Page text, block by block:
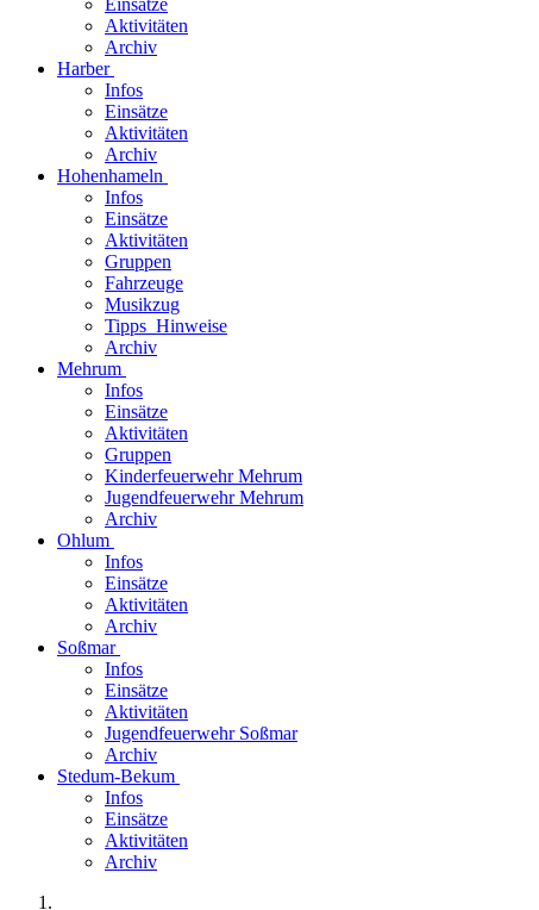
Einsätze
Aktivitäten
Archiv
Harber
Infos
Einsätze
Aktivitäten
Archiv
Hohenhameln
Infos
Einsätze
Aktivitäten
Gruppen
Fahrzeuge
Musikzug
Tipps_Hinweise
Archiv
Mehrum
Infos
Einsätze
Aktivitäten
Gruppen
Kinderfeuerwehr Mehrum
Jugendfeuerwehr Mehrum
Archiv
Ohlum
Infos
Einsätze
Aktivitäten
Archiv
Soßmar
Infos
Einsätze
Aktivitäten
Jugendfeuerwehr Soßmar
Archiv
Stedum-Bekum
Infos
Einsätze
Aktivitäten
Archiv